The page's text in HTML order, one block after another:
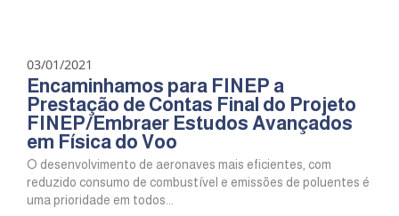
03/01/2021
Encaminhamos para FINEP a
Prestação de Contas Final do Projeto
FINEP/Embraer Estudos Avançados
em Física do Voo
O desenvolvimento de aeronaves mais eficientes, com
reduzido consumo de combustível e emissões de poluentes é
uma prioridade em todos...